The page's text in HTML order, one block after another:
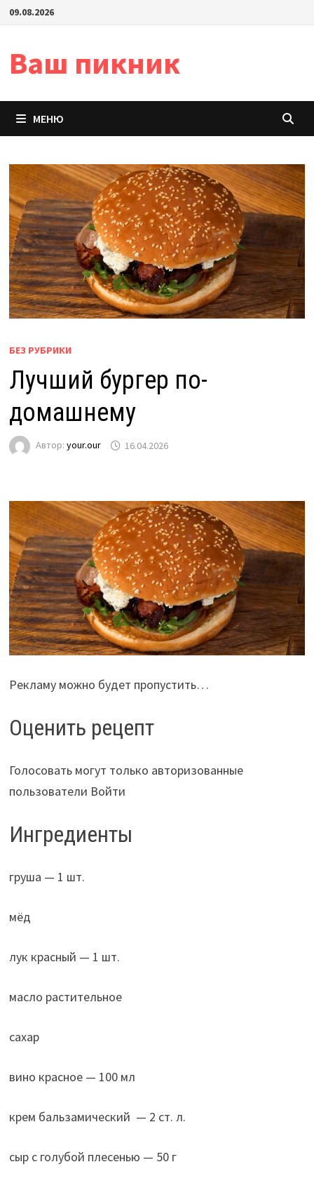
Перейти
09.08.2026
Ваш пикник
МЕНЮ
БЕЗ РУБРИКИ
Лучший бургер по-
домашнему
Автор: your.our 16.04.2026
Рекламу можно будет пропустить…
Оценить рецепт
Голосовать могут только авторизованные
пользователи Войти
Ингредиенты
груша — 1 шт.
мёд
лук красный — 1 шт.
масло растительное
сахар
вино красное — 100 мл
крем бальзамический — 2 ст. л.
сыр с голубой плесенью — 50 г